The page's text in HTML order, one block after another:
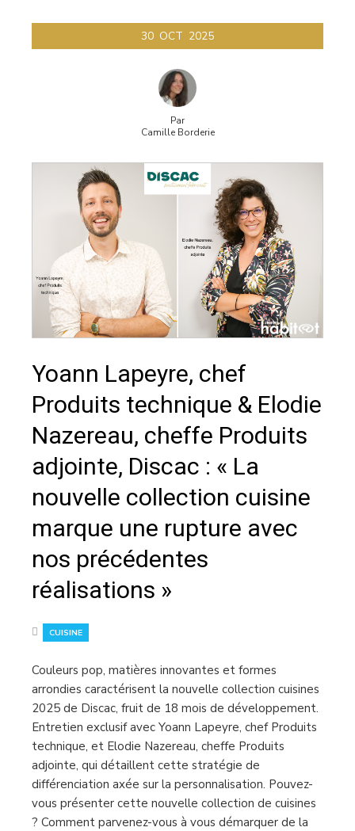
30 OCT 2025
Par
Camille Borderie
Yoann Lapeyre, chef
Produits technique & Elodie
Nazereau, cheffe Produits
adjointe, Discac : « La
nouvelle collection cuisine
marque une rupture avec
nos précédentes
réalisations »
CUISINE
Couleurs pop, matières innovantes et formes
arrondies caractérisent la nouvelle collection cuisines
2025 de Discac, fruit de 18 mois de développement.
Entretien exclusif avec Yoann Lapeyre, chef Produits
technique, et Elodie Nazereau, cheffe Produits
adjointe, qui détaillent cette stratégie de
différenciation axée sur la personnalisation. Pouvez-
vous présenter cette nouvelle collection de cuisines
? Comment parvenez-vous à vous démarquer de la